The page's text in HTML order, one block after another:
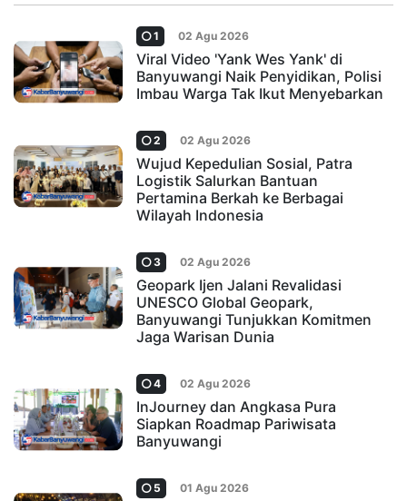
1 02 Agu 2026
Viral Video 'Yank Wes Yank' di
Banyuwangi Naik Penyidikan, Polisi
Imbau Warga Tak Ikut Menyebarkan
2 02 Agu 2026
Wujud Kepedulian Sosial, Patra
Logistik Salurkan Bantuan
Pertamina Berkah ke Berbagai
Wilayah Indonesia
3 02 Agu 2026
Geopark Ijen Jalani Revalidasi
UNESCO Global Geopark,
Banyuwangi Tunjukkan Komitmen
Jaga Warisan Dunia
4 02 Agu 2026
InJourney dan Angkasa Pura
Siapkan Roadmap Pariwisata
Banyuwangi
5 01 Agu 2026